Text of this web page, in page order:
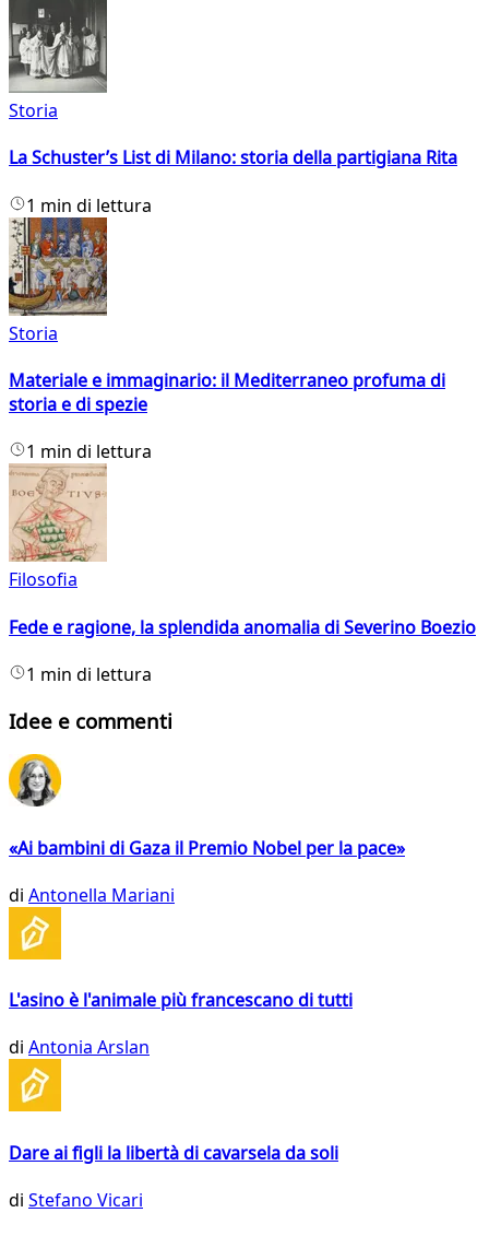
Storia
La Schuster’s List di Milano: storia della partigiana Rita
1 min di lettura
Storia
Materiale e immaginario: il Mediterraneo profuma di
storia e di spezie
1 min di lettura
Filosofia
Fede e ragione, la splendida anomalia di Severino Boezio
1 min di lettura
Idee e commenti
«Ai bambini di Gaza il Premio Nobel per la pace»
di Antonella Mariani
L'asino è l'animale più francescano di tutti
di Antonia Arslan
Dare ai figli la libertà di cavarsela da soli
di Stefano Vicari